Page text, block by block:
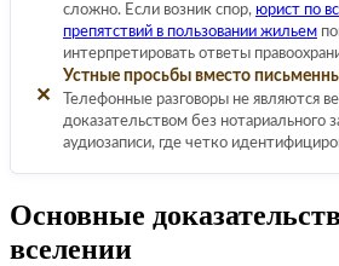
сложно. Если возник спор, юрист по
препятствий в пользовании жильем
интерпретировать ответы
✕
Устные просьбы вместо
Телефонные разговоры не являются
доказательством без нотариального
аудиозаписи, где четко
Основные
вселении